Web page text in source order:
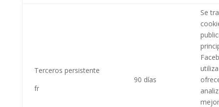
Terceros persistente
fr
90 días
Se